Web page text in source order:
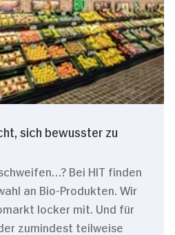
sich bewusster zu
Bei HIT finden
an Bio-Produkten. Wir
locker mit. Und für
zumindest teilweise